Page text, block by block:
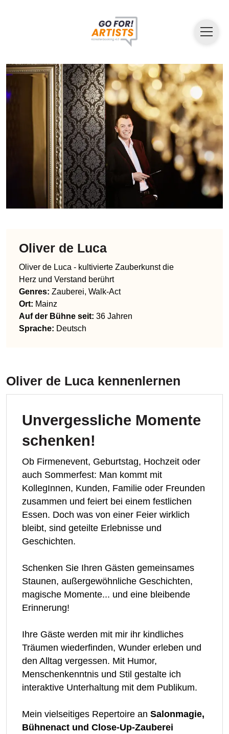
Oliver de Luca
Oliver de Luca - kultivierte Zauberkunst die
Herz und Verstand berührt
Genres: Zauberei, Walk-Act
Ort: Mainz
Auf der Bühne seit: 36 Jahren
Sprache: Deutsch
Oliver de Luca kennenlernen
Unvergessliche Momente
schenken!
Ob Firmenevent, Geburtstag, Hochzeit oder
auch Sommerfest: Man kommt mit
KollegInnen, Kunden, Familie oder Freunden
zusammen und feiert bei einem festlichen
Essen. Doch was von einer Feier wirklich
bleibt, sind geteilte Erlebnisse und
Geschichten.
Schenken Sie Ihren Gästen gemeinsames
Staunen, außergewöhnliche Geschichten,
magische Momente... und eine bleibende
Erinnerung!
Ihre Gäste werden mit mir ihr kindliches
Träumen wiederfinden, Wunder erleben und
den Alltag vergessen. Mit Humor,
Menschenkenntnis und Stil gestalte ich
interaktive Unterhaltung mit dem Publikum.
Mein vielseitiges Repertoire an Salonmagie,
Bühnenact und Close-Up-Zauberei